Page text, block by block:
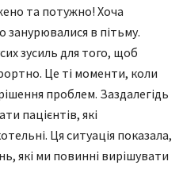
та потужно! Хоча
занурювалися в пітьму.
зусиль для того, щоб
Це ті моменти, коли
проблем. Заздалегідь
пацієнтів, які
Ця ситуація показала,
які ми повинні вирішувати